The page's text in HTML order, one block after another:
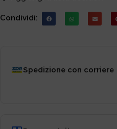
Condividi:
Spedizione con corriere